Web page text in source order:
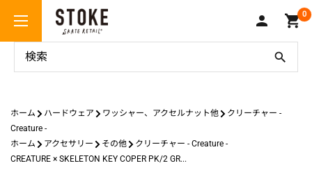
テ
Stoke
Skate
0
ホーム ハードウェア ワッシャー、アクセルナット他
クリーチャー -
Creature -
ホーム
アクセサリー その他
クリーチャー - Creature -
CREATURE × SKELETON KEY COPER PK/2 GR...